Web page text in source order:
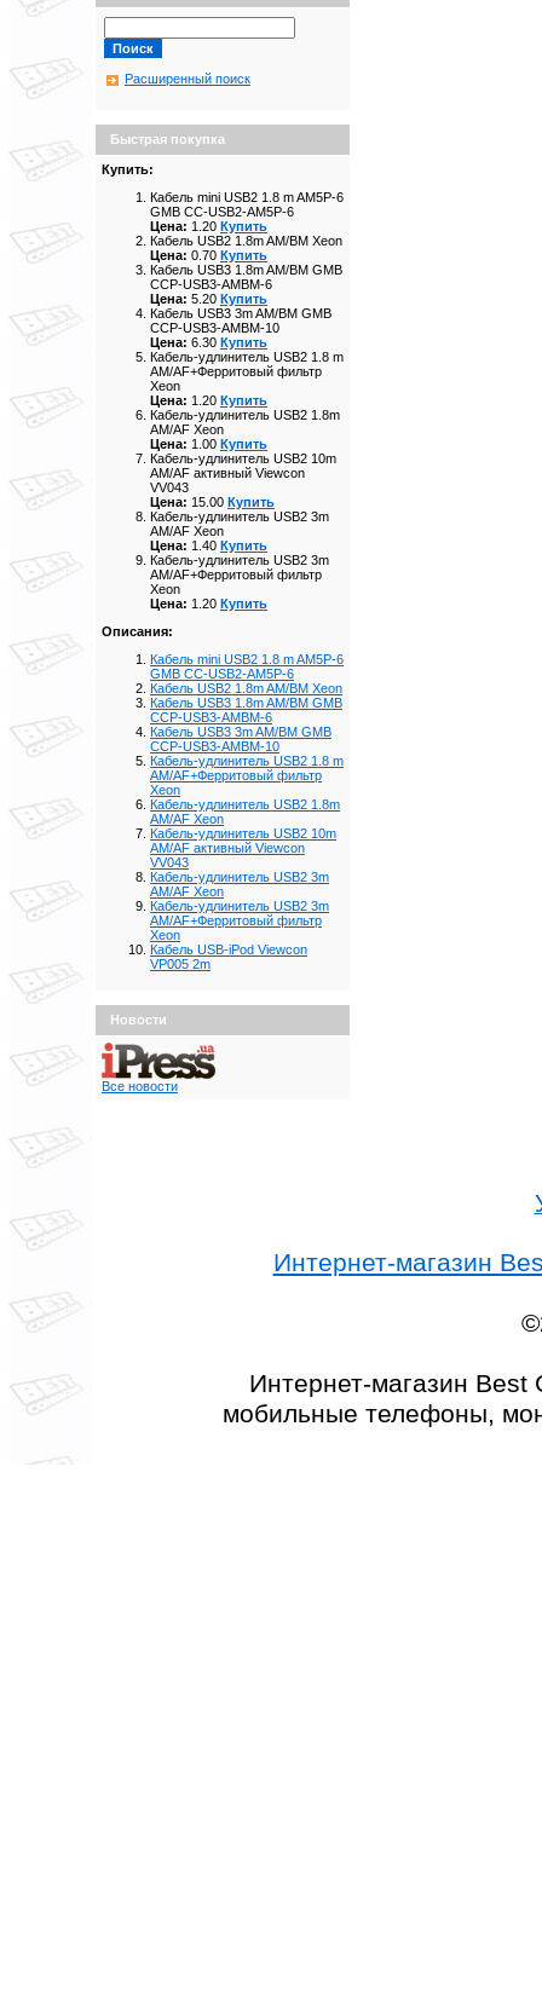
Расширенный поиск
Быстрая покупка
Купить:
Кабель mini USB2 1.8 m AM5P-6
GMB CC-USB2-AM5P-6
Цена: 1.20 Купить
Кабель USB2 1.8m AM/BM Xeon
Цена: 0.70 Купить
Кабель USB3 1.8m AM/BM GMB
CCP-USB3-AMBM-6
Цена: 5.20 Купить
Кабель USB3 3m AM/BM GMB
CCP-USB3-AMBM-10
Цена: 6.30 Купить
Кабель-удлинитель USB2 1.8 m
AM/AF+Ферритовый фильтр
Xeon
Цена: 1.20 Купить
Кабель-удлинитель USB2 1.8m
AM/AF Xeon
Цена: 1.00 Купить
Кабель-удлинитель USB2 10m
AM/AF активный Viewcon
VV043
Цена: 15.00 Купить
Кабель-удлинитель USB2 3m
AM/AF Xeon
Цена: 1.40 Купить
Кабель-удлинитель USB2 3m
AM/AF+Ферритовый фильтр
Xeon
Цена: 1.20 Купить
Описания:
Кабель mini USB2 1.8 m AM5P-6
GMB CC-USB2-AM5P-6
Кабель USB2 1.8m AM/BM Xeon
Кабель USB3 1.8m AM/BM GMB
CCP-USB3-AMBM-6
Кабель USB3 3m AM/BM GMB
CCP-USB3-AMBM-10
Кабель-удлинитель USB2 1.8 m
AM/AF+Ферритовый фильтр
Xeon
Кабель-удлинитель USB2 1.8m
AM/AF Xeon
Кабель-удлинитель USB2 10m
AM/AF активный Viewcon
VV043
Кабель-удлинитель USB2 3m
AM/AF Xeon
Кабель-удлинитель USB2 3m
AM/AF+Ферритовый фильтр
Xeon
Кабель USB-iPod Viewcon
VP005 2m
Новости
Все новости
Интернет-магазин
Интернет-магазин Best
мобильные телефоны,